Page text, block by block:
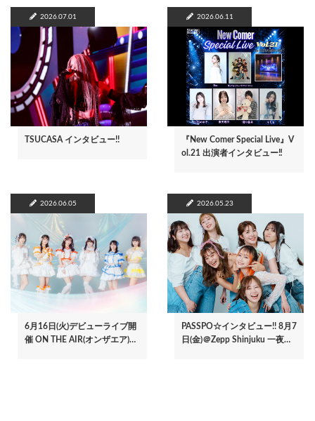
2026.07.01
TSUCASA インタビュー!!
2026.06.11
『New Comer Special Live』V
ol.21 出演者インタビュー‼
2026.06.05
6月16日(火)デビューライブ開
催 ON THE AIR(オンザエア)…
2026.05.23
PASSPO☆インタビュー!! 8月7
日(金)＠Zepp Shinjuku 一夜…